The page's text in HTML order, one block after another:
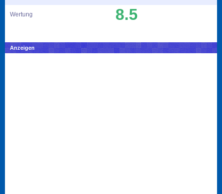
Wertung 8.5
Anzeigen